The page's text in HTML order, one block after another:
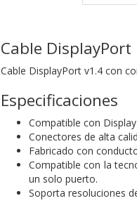
Cable DisplayPort
Cable DisplayPort v1.4 con
Especificaciones
Compatible con
Conectores de alta
Fabricado con
Compatible con la
un solo puerto.
Soporta resoluciones